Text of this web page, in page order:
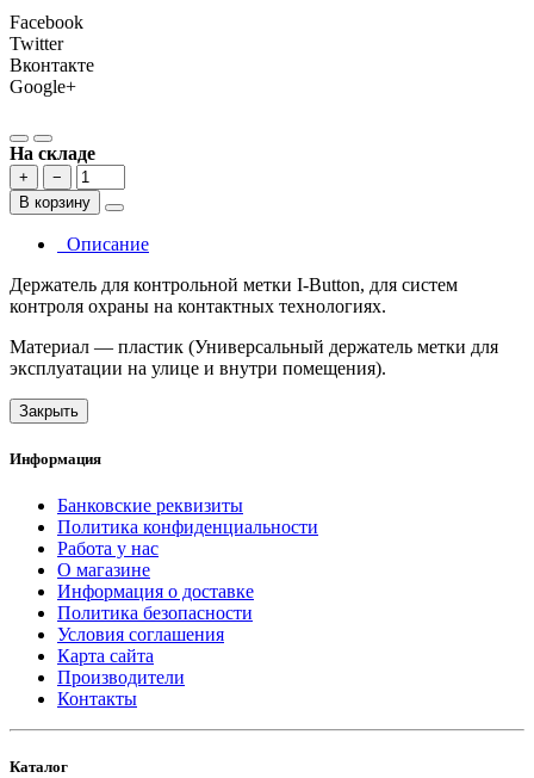
Facebook
Twitter
Вконтакте
Google+
На складе
+
−
В корзину
Описание
Держатель для контрольной метки I-Button, для систем
контроля охраны на контактных технологиях.
Материал — пластик (Универсальный держатель метки для
эксплуатации на улице и внутри помещения).
Закрыть
Информация
Банковские реквизиты
Политика конфиденциальности
Работа у нас
О магазине
Информация о доставке
Политика безопасности
Условия соглашения
Карта сайта
Производители
Контакты
Каталог